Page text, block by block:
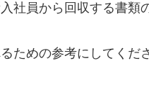
社員から回収する書類
ための参考にしてくだ